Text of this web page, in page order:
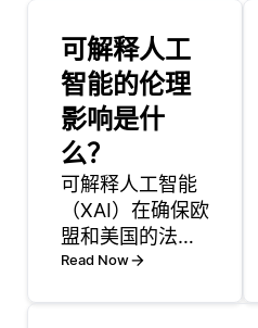
可解释人工
智能的伦理
影响是什
么？
可解释人工智能
（XAI）在确保欧
盟和美国的法规
合规性方面发挥
Read Now